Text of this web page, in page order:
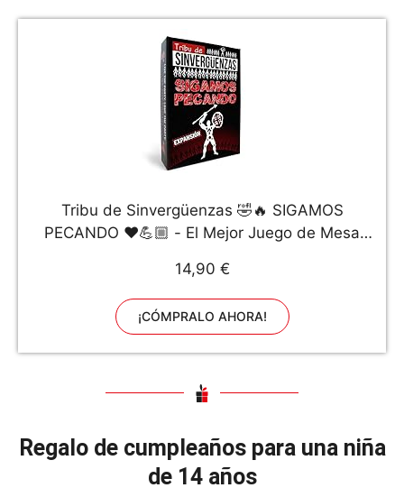
Tribu de Sinvergüenzas 🤣🔥 SIGAMOS
PECANDO ❤️💪🏼 - El Mejor Juego de Mesa
Spain
14,90 €
¡CÓMPRALO AHORA!
Regalo de cumpleaños para una niña
de 14 años